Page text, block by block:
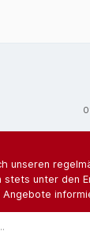
unseren
stets unter den
Angebote